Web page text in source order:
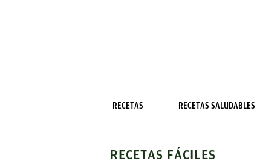
RECETAS RECETAS SALUDABLES
RECETAS FÁCILES